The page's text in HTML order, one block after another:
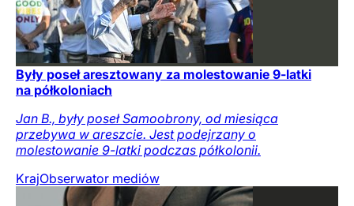
Były poseł aresztowany za molestowanie 9-latki
na półkoloniach
Jan B., były poseł Samoobrony, od miesiąca
przebywa w areszcie. Jest podejrzany o
molestowanie 9-latki podczas półkolonii.
KrajObserwator mediów